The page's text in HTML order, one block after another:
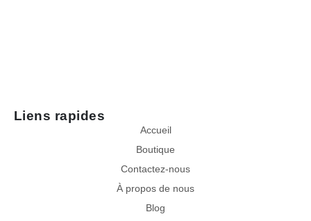
Liens rapides
Accueil
Boutique
Contactez-nous
À propos de nous
Blog
Contactez votre vendeur